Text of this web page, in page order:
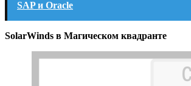
SAP и Oracle
SolarWinds в Магическом квадранте